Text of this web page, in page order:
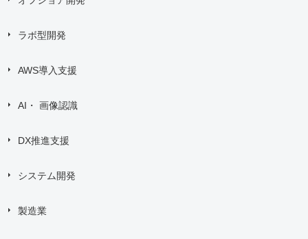
ラボ型開発
AWS導入支援
AI・ 画像認識
DX推進支援
システム開発
製造業